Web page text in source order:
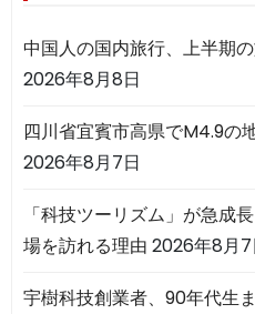
中国人の国内旅行、上半期
2026年8月8日
四川省宜賓市高県でM4.9
2026年8月7日
「科技ツーリズム」が急
場を訪れる理由 2026年8月7
宇樹科技創業者、90年代生